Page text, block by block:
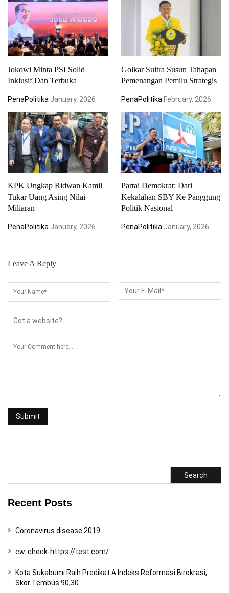
Jokowi Minta PSI Solid
Inklusif Dan Terbuka
PenaPolitika January, 2026
Golkar Sultra Susun Tahapan
Pemenangan Pemilu Strategis
PenaPolitikaFebruary, 2026
KPK Ungkap Ridwan Kamil
Tukar Uang Asing Nilai
Miliaran
PenaPolitika January, 2026
Partai Demokrat: Dari
Kekalahan SBY Ke Panggung
Politik Nasional
PenaPolitikaJanuary, 2026
Leave A Reply
Search
Recent Posts
Coronavirus disease 2019
cw-check-https://test.com/
Kota Sukabumi Raih Predikat A Indeks Reformasi Birokrasi,
Skor Tembus 90,30